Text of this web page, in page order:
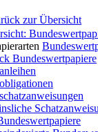
zur Übersicht
Bundeswertpapiere